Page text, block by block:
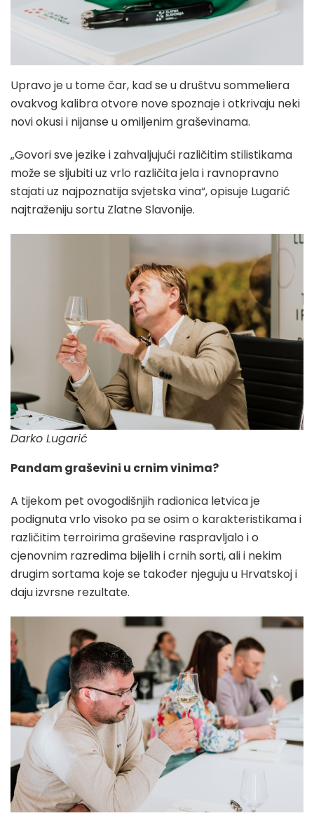
Upravo je u tome čar, kad se u društvu sommeliera
ovakvog kalibra otvore nove spoznaje i otkrivaju neki
novi okusi i nijanse u omiljenim graševinama.
„Govori sve jezike i zahvaljujući različitim stilistikama
može se sljubiti uz vrlo različita jela i ravnopravno
stajati uz najpoznatija svjetska vina“, opisuje Lugarić
najtraženiju sortu Zlatne Slavonije.
Darko Lugarić
Pandam graševini u crnim vinima?
A tijekom pet ovogodišnjih radionica letvica je
podignuta vrlo visoko pa se osim o karakteristikama i
različitim terroirima graševine raspravljalo i o
cjenovnim razredima bijelih i crnih sorti, ali i nekim
drugim sortama koje se također njeguju u Hrvatskoj i
daju izvrsne rezultate.